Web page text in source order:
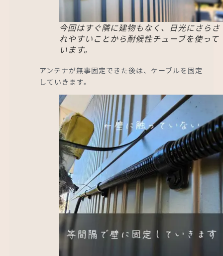
今回はすぐ隣に建物もなく、日光にさらさ
れやすいことから耐候性チューブを使って
います。
アンテナが無事固定できた後は、ケーブルを固定
していきます。